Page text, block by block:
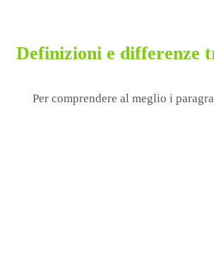
Definizioni e differenze
Per comprendere al meglio i